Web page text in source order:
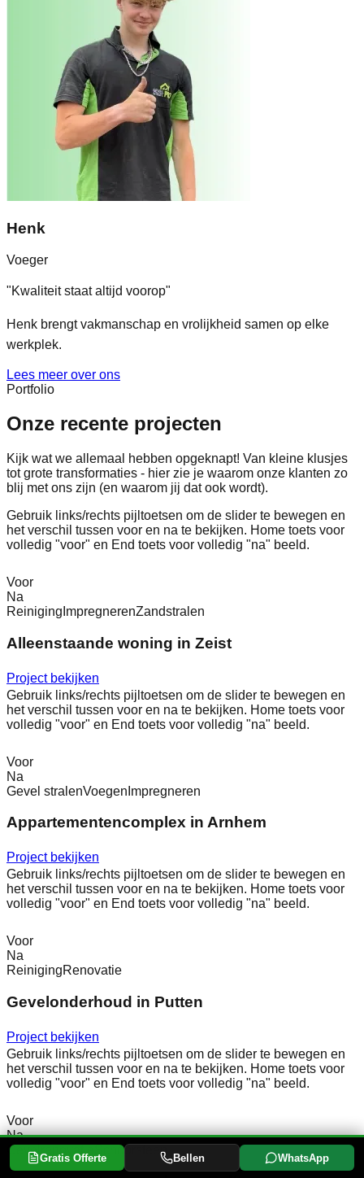
Henk
Voeger
"Kwaliteit staat altijd voorop"
Henk brengt vakmanschap en vrolijkheid samen op elke
werkplek.
Lees meer over ons
Portfolio
Onze recente projecten
Kijk wat we allemaal hebben opgeknapt! Van kleine klusjes
tot grote transformaties - hier zie je waarom onze klanten zo
blij met ons zijn (en waarom jij dat ook wordt).
Gebruik links/rechts pijltoetsen om de slider te bewegen en
het verschil tussen voor en na te bekijken. Home toets voor
volledig "voor" en End toets voor volledig "na" beeld.
Voor
Na
Reiniging ImpregnerenZandstralen
Alleenstaande woning in Zeist
Project bekijken
Gebruik links/rechts pijltoetsen om de slider te bewegen en
het verschil tussen voor en na te bekijken. Home toets voor
volledig "voor" en End toets voor volledig "na" beeld.
Voor
Na
Gevel stralenVoegen Impregneren
Appartementencomplex in Arnhem
Project bekijken
Gebruik links/rechts pijltoetsen om de slider te bewegen en
het verschil tussen voor en na te bekijken. Home toets voor
volledig "voor" en End toets voor volledig "na" beeld.
Voor
Na
ReinigingRenovatie
Gevelonderhoud in Putten
Project bekijken
Gebruik links/rechts pijltoetsen om de slider te bewegen en
het verschil tussen voor en na te bekijken. Home toets voor
volledig "voor" en End toets voor volledig "na" beeld.
Voor
Na
Gevelrenovatie
Schoorsteen
Gratis Offerte Bellen WhatsApp